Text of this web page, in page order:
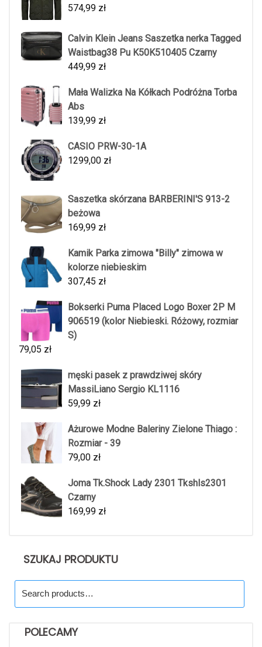
574,99 zł
Calvin Klein Jeans Saszetka nerka Tagged
Waistbag38 Pu K50K510405 Czarny
449,99 zł
Mała Walizka Na Kółkach Podróżna Torba
Abs
139,99 zł
CASIO PRW-30-1A
1299,00 zł
Saszetka skórzana BARBERINI'S 913-2
beżowa
169,99 zł
Kamik Parka zimowa "Billy" zimowa w
kolorze niebieskim
307,45 zł
Bokserki Puma Placed Logo Boxer 2P M
906519 (kolor Niebieski. Różowy, rozmiar
S)
79,05 zł
męski pasek z prawdziwej skóry
MassiLiano Sergio KL1116
59,99 zł
Ażurowe Modne Baleriny Zielone Thiago :
Rozmiar - 39
79,00 zł
Joma Tk.Shock Lady 2301 Tkshls2301
Czarny
169,99 zł
SZUKAJ PRODUKTU
for:
POLECAMY